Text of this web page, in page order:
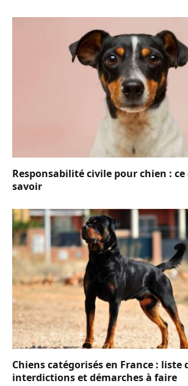
Responsabilité civile pour chien : ce
savoir
Chiens catégorisés en France : liste
interdictions et démarches à faire